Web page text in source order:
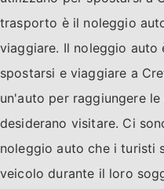
trasporto è il noleggio
viaggiare. Il noleggio auto
spostarsi e viaggiare a
un'auto per raggiungere
desiderano visitare. Ci
noleggio auto che i turisti
veicolo durante il loro